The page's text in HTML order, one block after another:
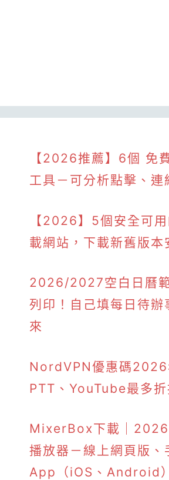
【2026推薦】6個 免
工具－可分析點擊、連
【2026】5個安全可
載網站，下載新舊版本
2026/2027空白日曆
列印！自己填每日待辦
來
NordVPN優惠碼2026
PTT、YouTube最多折
MixerBox下載｜2026
播放器－線上網頁版、
App（iOS、Android）